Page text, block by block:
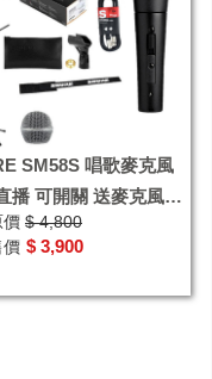
SM58S 唱歌麥克風
播 可開關 送麥克風
納袋、麥克風夾
價 $ 4,800
價 $ 3,900